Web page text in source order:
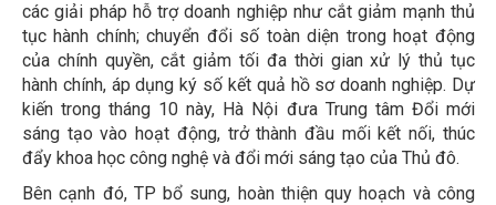
các giải pháp hỗ trợ doanh nghiệp như cắt giảm mạnh thủ
tục hành chính; chuyển đổi số toàn diện trong hoạt động
của chính quyền, cắt giảm tối đa thời gian xử lý thủ tục
hành chính, áp dụng ký số kết quả hồ sơ doanh nghiệp. Dự
kiến trong tháng 10 này, Hà Nội đưa Trung tâm Đổi mới
sáng tạo vào hoạt động, trở thành đầu mối kết nối, thúc
đẩy khoa học công nghệ và đổi mới sáng tạo của Thủ đô.
Bên cạnh đó, TP bổ sung, hoàn thiện quy hoạch và công